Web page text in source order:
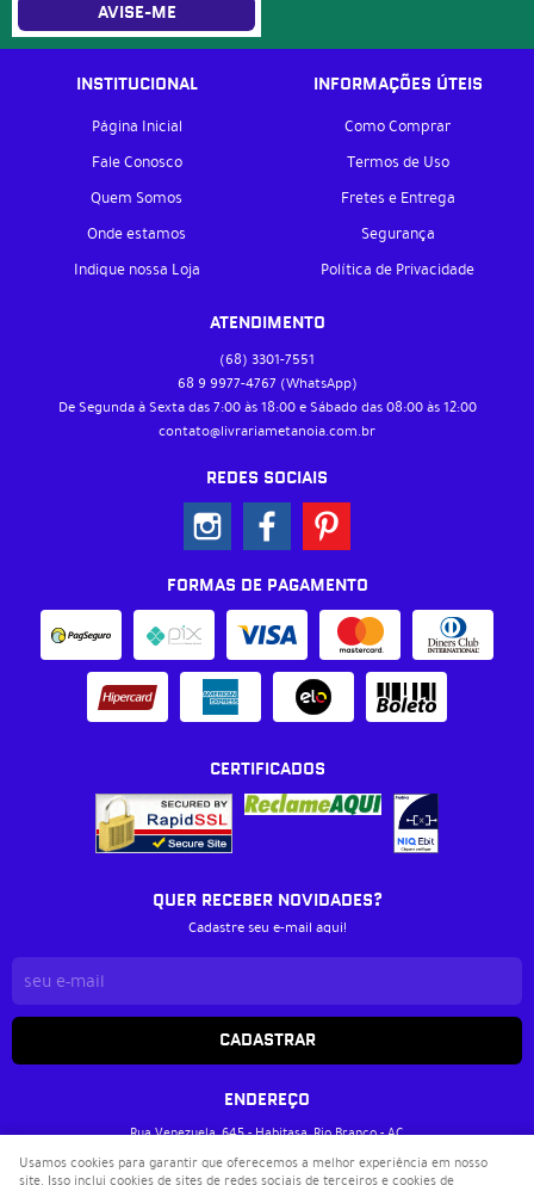
AVISE-ME
INSTITUCIONAL
Página Inicial
Fale Conosco
Quem Somos
Onde estamos
Indique nossa Loja
INFORMAÇÕES ÚTEIS
Como Comprar
Termos de Uso
Fretes e Entrega
Segurança
Política de Privacidade
ATENDIMENTO
(68) 3301-7551
68 9 9977-4767 (WhatsApp)
De Segunda à Sexta das 7:00 às 18:00 e Sábado das 08:00 às 12:00
contato@livrariametanoia.com.br
REDES SOCIAIS
FORMAS DE PAGAMENTO
CERTIFICADOS
QUER RECEBER NOVIDADES?
Cadastre seu e-mail aqui!
CADASTRAR
ENDEREÇO
Rua Venezuela, 645-Habitasa, Rio Branco-AC
Usamos cookies para garantir que oferecemos a melhor experiência em nosso
site. Isso inclui cookies de sites de redes sociais de terceiros e cookies de